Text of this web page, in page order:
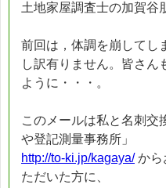
土地家屋調査士の加賀谷
前回は，体調を崩してし
し訳有りません。皆さん
ように・・・。
このメールは私と名刺交
や登記測量事務所」
http://to-ki.jp/kagaya/から
ただいた方に、